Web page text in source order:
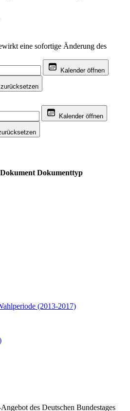
eine sofortige Änderung des
Kalender öffnen
Kalender öffnen
Dokument Dokumenttyp
(2013-2017)
des Deutschen Bundestages